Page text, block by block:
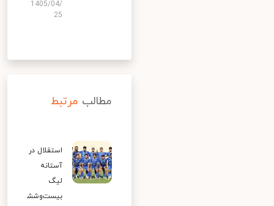
1405/04/
25
مطالب مرتبط
استقلال در
آستانه
لیگ
بیست‌وشش